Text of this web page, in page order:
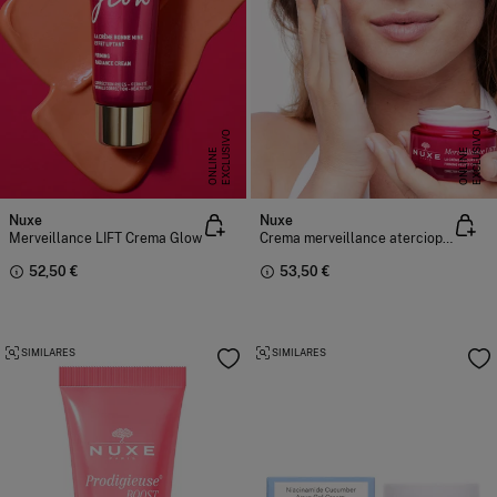
E
X
C
L
U
SI
V
O
O
N
L
I
N
E
Nuxe
Merveillance LIFT Crema Glow
52,50 €
E
X
C
L
U
SI
V
O
O
N
L
I
N
E
Nuxe
Crema merveillance aterciopelada efecto lifting 50ml
53,50 €
SIMILARES SIMILARES